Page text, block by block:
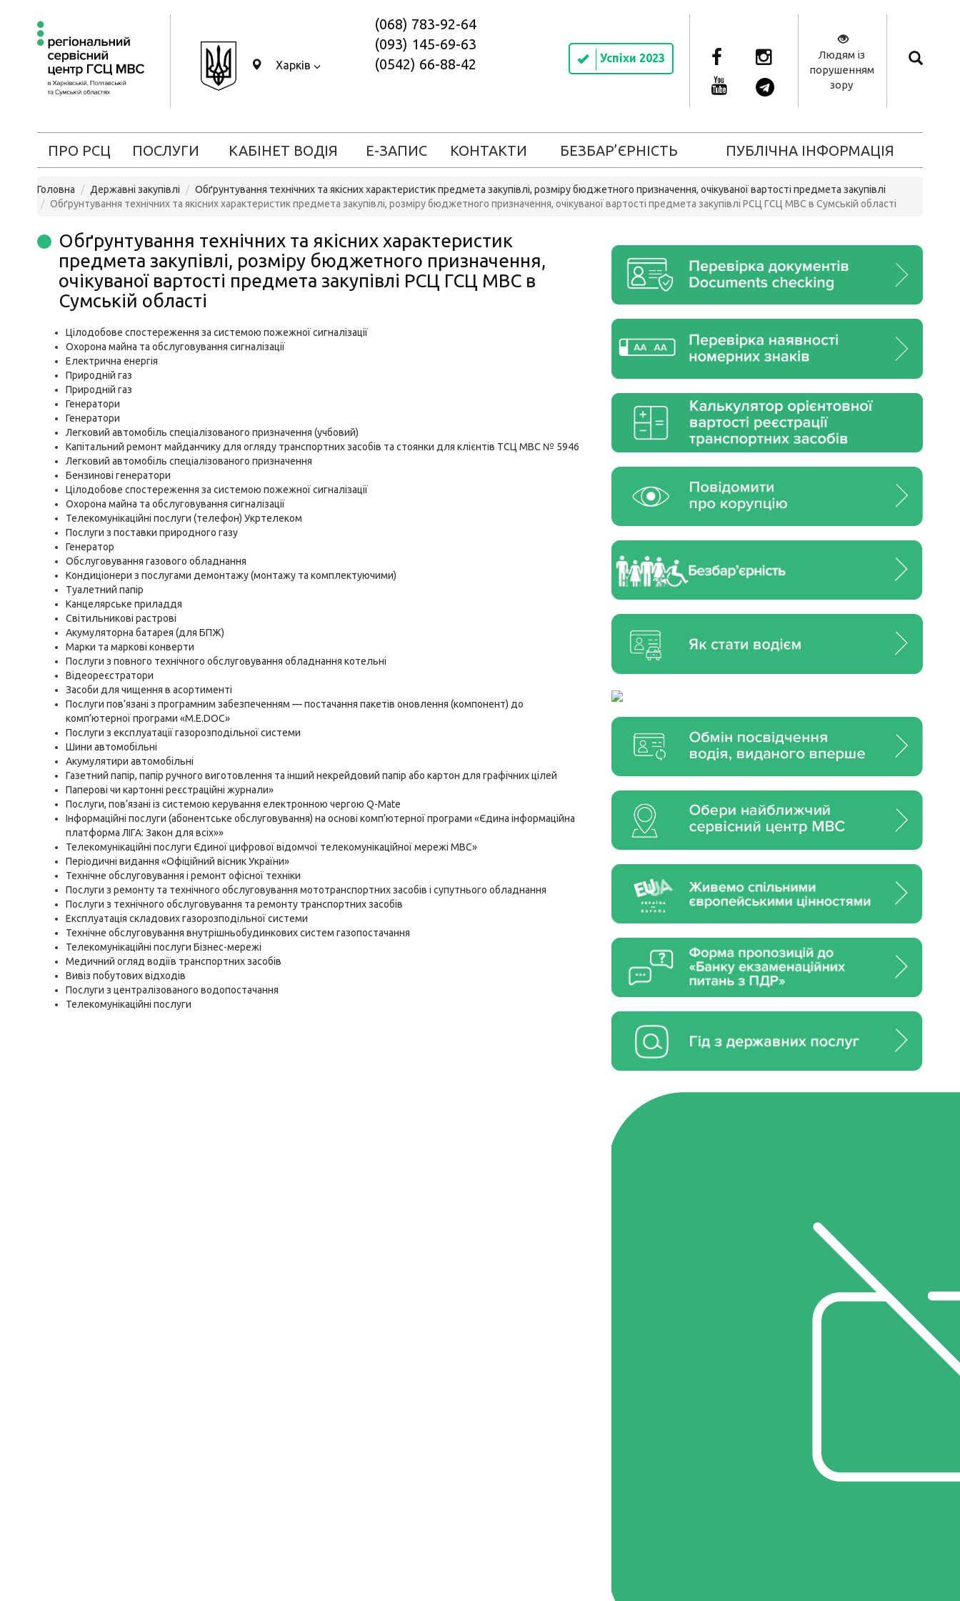
Харків
(068) 783-92-64
(093) 145-69-63
(0542) 66-88-42
Успіхи 2023
Людям із
порушенням
зору
ПРО РСЦ ПОСЛУГИ КАБІНЕТ ВОДІЯ Е-ЗАПИС КОНТАКТИ БЕЗБАР’ЄРНІСТЬ ПУБЛІЧНА ІНФОРМАЦІЯ
Головна Державні закупівлі
Обґрунтування технічних та якісних характеристик предмета закупівлі, розміру бюджетного призначення, очікуваної вартості предмета закупівлі
Обґрунтування технічних та якісних характеристик предмета закупівлі, розміру бюджетного призначення, очікуваної вартості предмета закупівлі РСЦ ГСЦ МВС в Сумській області
Обґрунтування технічних та якісних характеристик
предмета закупівлі, розміру бюджетного призначення,
очікуваної вартості предмета закупівлі РСЦ ГСЦ МВС в
Сумській області
Цілодобове спостереження за системою пожежної сигналізації
Охорона майна та обслуговування сигналізації
Електрична енергія
Природній газ
Природній газ
Генератори
Генератори
Легковий автомобіль спеціалізованого призначення (учбовий)
Капітальний ремонт майданчику для огляду транспортних засобів та стоянки для клієнтів ТСЦ МВС № 5946
Легковий автомобіль спеціалізованого призначення
Бензинові генератори
Цілодобове спостереження за системою пожежної сигналізації
Охорона майна та обслуговування сигналізації
Телекомунікаційні послуги (телефон) Укртелеком
Послуги з поставки природного газу
Генератор
Обслуговування газового обладнання
Кондиціонери з послугами демонтажу (монтажу та комплектуючими)
Туалетний папір
Канцелярське приладдя
Світильникові растрові
Акумуляторна батарея (для БПЖ)
Марки та маркові конверти
Послуги з повного технічного обслуговування обладнання котельні
Відеореєстратори
Засоби для чищення в асортименті
Послуги пов’язані з програмним забезпеченням — постачання пакетів оновлення (компонент) до
комп’ютерної програми «М.E.DOC»
Послуги з експлуатації газорозподільної системи
Шини автомобільні
Акумулятири автомобільні
Газетний папір, папір ручного виготовлення та інший некрейдовий папір або картон для графічних цілей
Паперові чи картонні реєстраційні журнали»
Послуги, пов’язані із системою керування електронною чергою Q-Mate
Інформаційні послуги (абонентське обслуговування) на основі комп’ютерної програми «Єдина інформаційна
платформа ЛІГА: Закон для всіх»»
Телекомунікаційні послуги Єдиної цифрової відомчої телекомунікаційної мережі МВС»
Періодичні видання «Офіційний вісник України»
Технічне обслуговування і ремонт офісної техніки
Послуги з ремонту та технічного обслуговування мототранспортних засобів і супутнього обладнання
Послуги з технічного обслуговування та ремонту транспортних засобів
Експлуатація складових газорозподільної системи
Технічне обслуговування внутрішньобудинкових систем газопостачання
Телекомунікаційні послуги Бізнес-мережі
Медичний огляд водіїв транспортних засобів
Вивіз побутових відходів
Послуги з централізованого водопостачання
Телекомунікаційні послуги